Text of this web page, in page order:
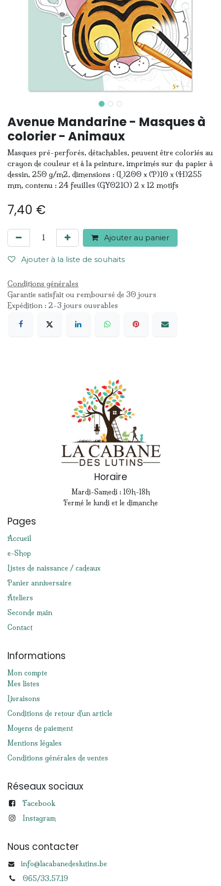
Avenue Mandarine - Masques à
colorier - Animaux
Masques pré-perforés, détachables, peuvent être coloriés au
crayon de couleur et à la peinture, imprimés sur du papier à
dessin, 250 g/m2, dimensions : (L)200 x (P)10 x (H)255
mm, contenu : 24 feuilles (GY021O) 2 x 12 motifs
7,40 €
Ajouter au panier
Ajouter à la liste de souhaits
Conditions générales
Garantie satisfait ou remboursé de 30 jours
Expédition : 2-3 jours ouvrables
Horaire
Mardi-Samedi : 10h-18h
Fermé le lundi et le dimanche
Pages
Accueil
e-Shop
Listes de naissance / cadeaux
Panier anniversaire
Ateliers
Seconde main
Contact
Informations
Mon compte
Mes listes
Livraisons
Conditions de retour d'un article
Moyens de paiement
Mentions légales
Conditions générales de ventes
Réseaux sociaux
Facebook
Instagram
Nous contacter
info@lacabanedeslutins.be
065/33.57.19